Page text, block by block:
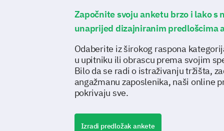
Započnite svoju anketu brzo i lako s
unaprijed dizajniranim predlošcima
Odaberite iz širokog raspona
u upitniku ili obrascu prema svojim
Bilo da se radi o istraživanju tržišta,
angažmanu zaposlenika, naši online
pokrivaju sve.
Izradi predložak ankete